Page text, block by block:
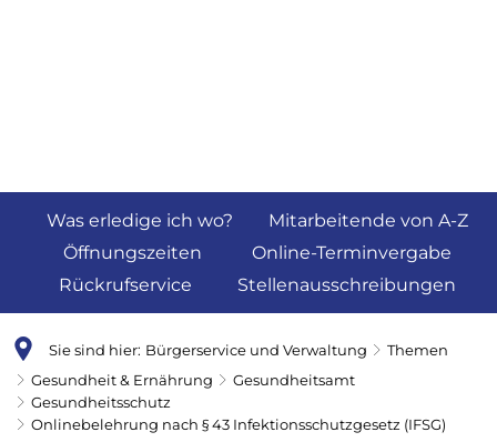
Was erledige ich wo?
Mitarbeitende von A-Z
Öffnungszeiten
Online-Terminvergabe
Rückrufservice
Stellenausschreibungen
Sie sind hier: Bürgerservice und Verwaltung
Themen
Gesundheit & Ernährung
Gesundheitsamt
Gesundheitsschutz
Onlinebelehrung nach § 43 Infektionsschutzgesetz (IFSG)